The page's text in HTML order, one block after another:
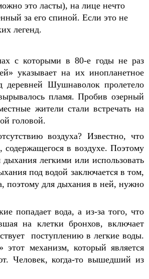
это ласты), на лице нечто
за его спиной. Если это не
легенд.
с которыми в 80-е годы не раз
указывает на их инопланетное
Шушнаволок пролетело
пламя. Пробив озерный
жители стали встречать на
головой.
воздуха? Известно, что
в воздухе. Поэтому
легкими или использовать
под водой заключается в том,
поэтому для дыхания в ней, нужно
попадает вода, а из-за того, что
на клетки бронхов, включает
поступлению в легкие воды.
механизм, который является
Человек, когда-то вышедший из